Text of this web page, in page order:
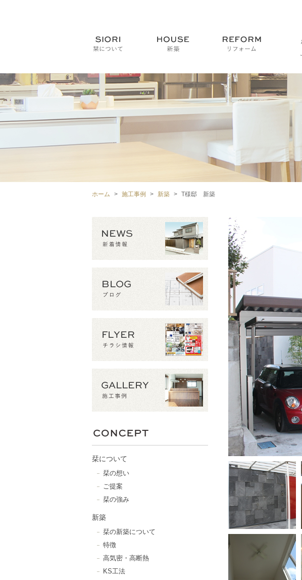
ホーム 施工事例 新築 T様邸 新築
栞について
栞の想い
ご提案
栞の強み
新築
栞の新築について
特徴
高気密・高断熱
KS工法